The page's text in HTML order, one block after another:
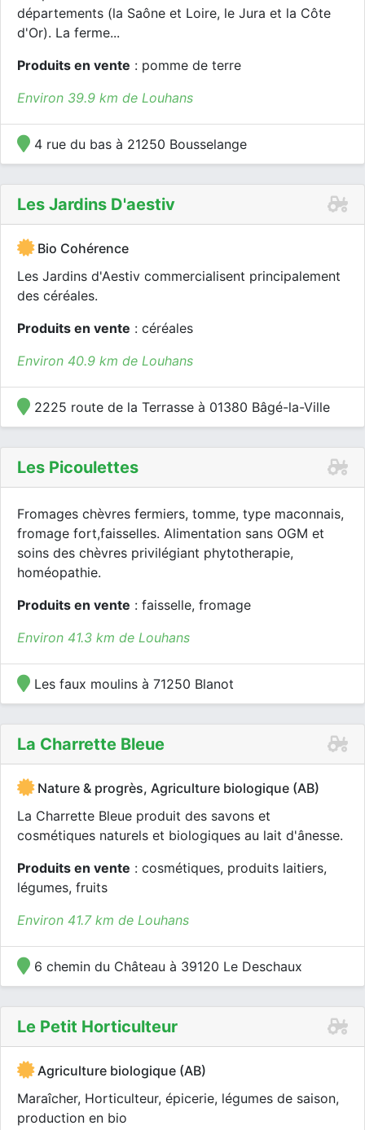
départements (la Saône et Loire, le Jura et la Côte
d'Or). La ferme...
Produits en vente : pomme de terre
Environ 39.9 km de Louhans
4 rue du bas à 21250 Bousselange
Les Jardins D'aestiv
Bio Cohérence
Les Jardins d'Aestiv commercialisent principalement
des céréales.
Produits en vente : céréales
Environ 40.9 km de Louhans
2225 route de la Terrasse à 01380 Bâgé-la-Ville
Les Picoulettes
Fromages chèvres fermiers, tomme, type maconnais,
fromage fort,faisselles. Alimentation sans OGM et
soins des chèvres privilégiant phytotherapie,
homéopathie.
Produits en vente : faisselle, fromage
Environ 41.3 km de Louhans
Les faux moulins à 71250 Blanot
La Charrette Bleue
Nature & progrès, Agriculture biologique (AB)
La Charrette Bleue produit des savons et
cosmétiques naturels et biologiques au lait d'ânesse.
Produits en vente : cosmétiques, produits laitiers,
légumes, fruits
Environ 41.7 km de Louhans
6 chemin du Château à 39120 Le Deschaux
Le Petit Horticulteur
Agriculture biologique (AB)
Maraîcher, Horticulteur, épicerie, légumes de saison,
production en bio